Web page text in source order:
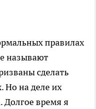
правилах
называют
сделать
Но на деле их
Долгое время я